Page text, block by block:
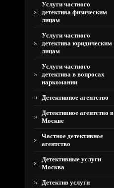
Услуги частного
детектива физическим
лицам
Услуги частного
детектива юридическим
лицам
Услуги частного
детектива в вопросах
наркомании
Детективное агентство
Детективное агентство в
Москве
Частное детективное
агентство
Детективные услуги
Москва
Детектив услуги